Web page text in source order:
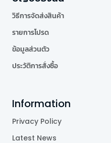
วิธีการจัดส่งสินค้า
รายการโปรด
ข้อมูลส่วนตัว
ประวัติการสั่งซื้อ
Information
Privacy Policy
Latest News